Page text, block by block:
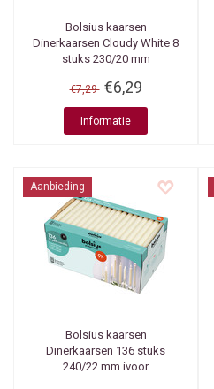
Bolsius kaarsen
Dinerkaarsen Cloudy White 8
stuks 230/20 mm
€7,29 €6,29
Informatie
Aanbieding
Bolsius kaarsen
Dinerkaarsen 136 stuks
240/22 mm ivoor